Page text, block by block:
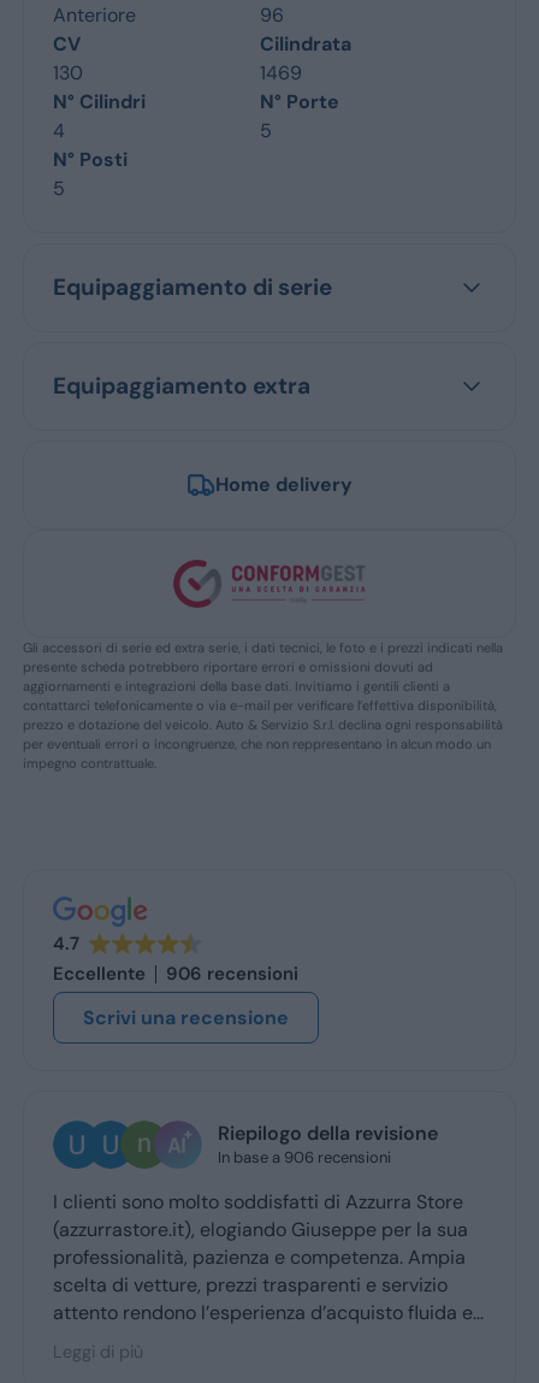
Anteriore
96
CV
130
Cilindrata
1469
N° Cilindri
4
N° Porte
5
N° Posti
5
Equipaggiamento di serie
Equipaggiamento extra
Home delivery
Gli accessori di serie ed extra serie, i dati tecnici, le foto e i prezzi indicati nella
presente scheda potrebbero riportare errori e omissioni dovuti ad
aggiornamenti e integrazioni della base dati. Invitiamo i gentili clienti a
contattarci telefonicamente o via e-mail per verificare l’effettiva disponibilità,
prezzo e dotazione del veicolo. Auto & Servizio S.r.l. declina ogni responsabilità
per eventuali errori o incongruenze, che non reppresentano in alcun modo un
impegno contrattuale.
4.7
Eccellente
906 recensioni
Scrivi una recensione
Riepilogo della revisione
In base a 906 recensioni
I clienti sono molto soddisfatti di Azzurra Store
(azzurrastore.it), elogiando Giuseppe per la sua
professionalità, pazienza e competenza. Ampia
scelta di vetture, prezzi trasparenti e servizio
attento rendono l’esperienza d’acquisto fluida e
piacevole per la maggior parte degli utenti.
Leggi di più